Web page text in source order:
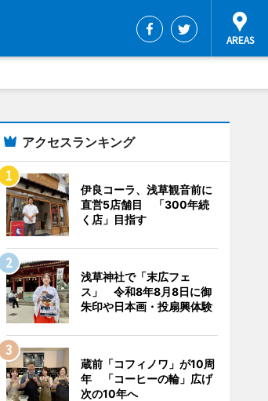
アクセスランキング
伊良コーラ、浅草観音前に
直営5店舗目 「300年続
く店」目指す
浅草神社で「末広フェ
ス」 令和8年8月8日に御
朱印や日本画・投扇興体験
蔵前「コフィノワ」が10周
年 「コーヒーの輪」広げ
次の10年へ